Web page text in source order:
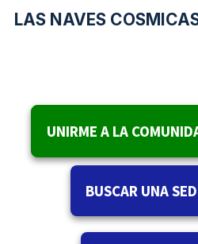
LAS NAVES
UNIRME A LA
BUSCAR UNA